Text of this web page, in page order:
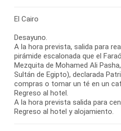
El Cairo
Desayuno.
A la hora prevista, salida para
pirámide escalonada que el
Mezquita de Mohamed Ali
Sultán de Egipto), declarada
compras o tomar un té en un
Regreso al hotel.
A la hora prevista salida para
Regreso al hotel y alojamiento.